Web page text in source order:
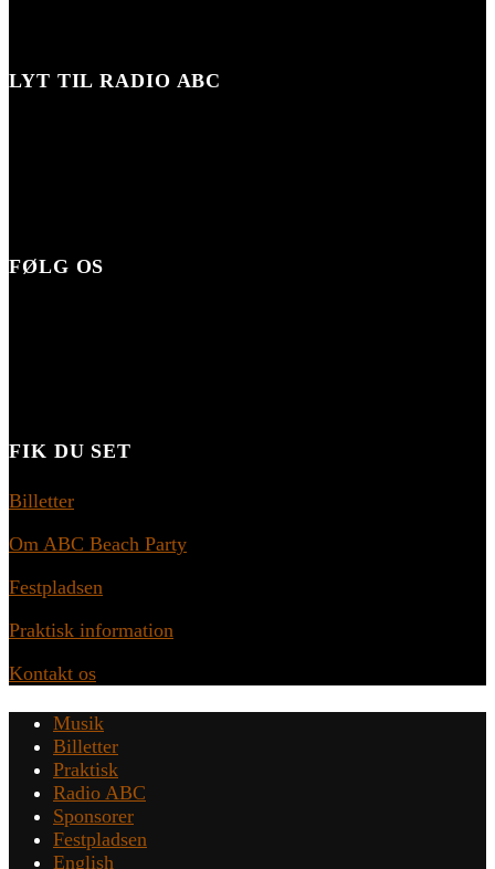
LYT TIL RADIO ABC
FØLG OS
FIK DU SET
Billetter
Om ABC Beach Party
Festpladsen
Praktisk information
Kontakt os
Musik
Billetter
Praktisk
Radio ABC
Sponsorer
Festpladsen
English